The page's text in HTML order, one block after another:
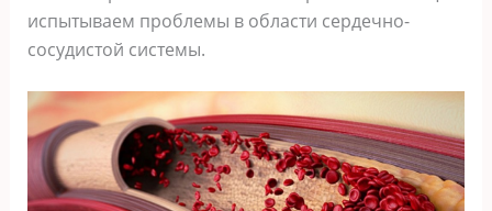
испытываем проблемы в области сердечно-
сосудистой системы.